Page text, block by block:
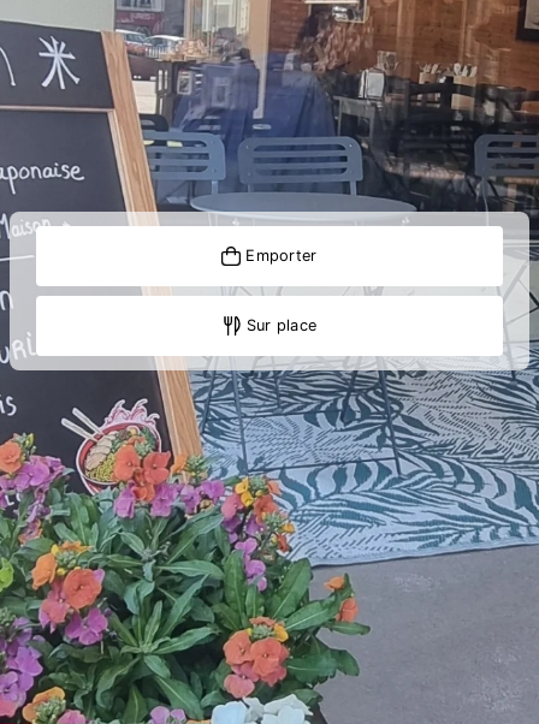
Emporter
Sur place